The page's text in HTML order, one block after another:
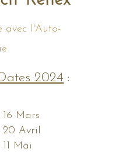
avec l'Auto-
2024 :
16 Mars
20 Avril
11 Mai